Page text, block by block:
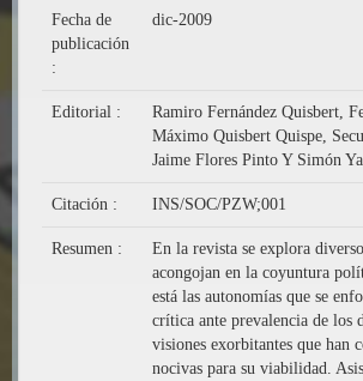
Fecha de
publicación
:
dic-2009
Editorial :
Ramiro Fernández Quisbert,
Máximo Quisbert Quispe,
Jaime Flores Pinto Y Simón
Citación : INS/SOC/PZW;001
Resumen :
En la revista se explora
acongojan en la coyuntura
está las autonomías que se
crítica ante prevalencia de los
visiones exorbitantes que han
nocivas para su viabilidad.